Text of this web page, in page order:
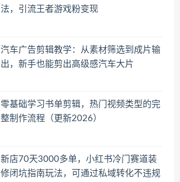
法，引流王者游戏粉变现
汽车广告剪辑教学：从素材筛选到成片输
出，新手也能剪出高级感汽车大片
零基础学习书单剪辑，热门视频类型的完
整制作流程（更新2026）
新店70天3000多单，小红书冷门赛道装
修闭坑指南玩法，可通过私域转化不违规